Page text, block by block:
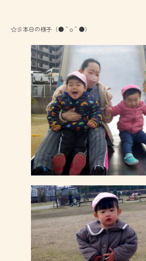
☆彡本日の様子（●＾o＾●）